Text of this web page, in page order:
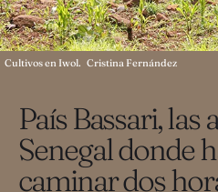
País Bassari, las
Senegal donde
caminar dos
Cultivos en Iwol. Cristina Fernández